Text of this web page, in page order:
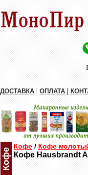
ДОСТАВКА | ОПЛАТА |
Кофе
Кофе / Кофе
Кофе Hausbrandt